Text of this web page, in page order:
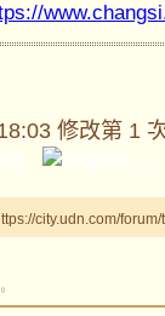
修改第 1
city.udn.com/